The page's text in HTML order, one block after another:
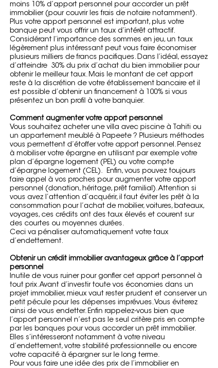
moins 10% d’apport personnel pour accorder un prêt
immobilier (pour couvrir les frais de notaire notamment).
Plus votre apport personnel est important, plus votre
banque peut vous offrir un taux d’intérêt attractif.
Considérant l’importance des sommes en jeu, un taux
légèrement plus intéressant peut vous faire économiser
plusieurs milliers de francs pacifiques. Dans l’idéal, essayez
d’atteindre 30% du prix d’achat du bien immobilier pour
obtenir le meilleur taux. Mais le montant de cet apport
reste à la discrétion de votre établissement bancaire et il
est possible d’obtenir un financement à 100% si vous
présentez un bon profil à votre banquier.
Comment augmenter votre apport personnel
Vous souhaitez acheter une villa avec piscine à Tahiti ou
un appartement meublé à Papeete ? Plusieurs méthodes
vous permettent d’étoffer votre apport personnel. Pensez
à mobiliser votre épargne en utilisant par exemple votre
plan d’épargne logement (PEL) ou votre compte
d’épargne logement (CEL). Enfin, vous pouvez toujours
faire appel à vos proches pour augmenter votre apport
personnel (donation, héritage, prêt familial). Attention si
vous avez l’attention d’acquérir, il faut éviter les prêt à la
consommation pour l’achat de mobilier, voitures, bateaux,
voyages, ces crédits ont des taux élevés et courent sur
des courtes ou moyennes durées.
Ceci va pénaliser automatiquement votre taux
d’endettement.
Obtenir un crédit immobilier avantageux grâce à l’apport
personnel
Inutile de vous ruiner pour gonfler cet apport personnel à
tout prix. Avant d’investir toute vos économies dans un
projet immobilier, mieux vaut rester prudent et conserver un
petit pécule pour les dépenses imprévues. Vous éviterez
ainsi de vous endetter. Enfin rappelez-vous bien que
l’apport personnel n’est pas le seul critère pris en compte
par les banques pour vous accorder un prêt immobilier.
Elles s’intéresseront notamment à votre niveau
d’endettement, votre stabilité professionnelle ou encore
votre capacité à épargner sur le long terme.
Pour vous faire une idée des prix de l’immobilier en